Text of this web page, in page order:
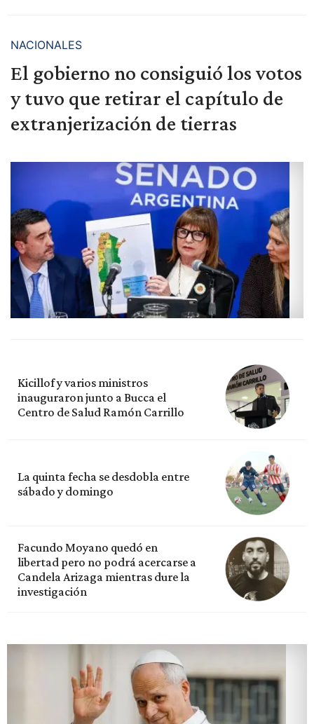
NACIONALES
El gobierno no consiguió los votos
y tuvo que retirar el capítulo de
extranjerización de tierras
Kicillof y varios ministros
inauguraron junto a Bucca el
Centro de Salud Ramón Carrillo
La quinta fecha se desdobla entre
sábado y domingo
Facundo Moyano quedó en
libertad pero no podrá acercarse a
Candela Arizaga mientras dure la
investigación